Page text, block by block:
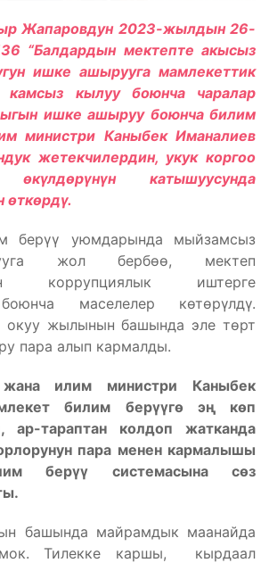
Жапаровдун 2023-жылдын 26-
“Балдардын мектепте акысыз
ишке ашырууга мамлекеттик
камсыз кылуу боюнча чаралар
ишке ашыруу боюнча билим
министри Каныбек Иманалиев
жетекчилердин, укук коргоо
өкүлдөрүнүн катышуусунда
өткөрдү.
берүү уюмдарында мыйзамсыз
жол бербөө, мектеп
коррупциялык иштерге
маселелер көтөрүлдү.
окуу жылынын башында эле төрт
пара алып кармалды.
илим министри Каныбек
билим берүүгө эң көп
ар-тараптан колдоп жатканда
пара менен кармалышы
берүү системасына сөз
башында майрамдык маанайда
Тилекке каршы, кырдаал